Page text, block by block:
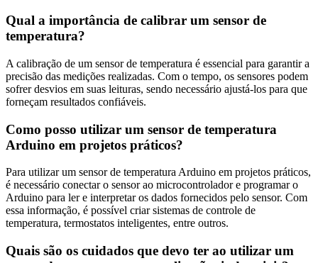
Qual a importância de calibrar um sensor de
temperatura?
A calibração de um sensor de temperatura é essencial para garantir a
precisão das medições realizadas. Com o tempo, os sensores podem
sofrer desvios em suas leituras, sendo necessário ajustá-los para que
forneçam resultados confiáveis.
Como posso utilizar um sensor de temperatura
Arduino em projetos práticos?
Para utilizar um sensor de temperatura Arduino em projetos práticos,
é necessário conectar o sensor ao microcontrolador e programar o
Arduino para ler e interpretar os dados fornecidos pelo sensor. Com
essa informação, é possível criar sistemas de controle de
temperatura, termostatos inteligentes, entre outros.
Quais são os cuidados que devo ter ao utilizar um